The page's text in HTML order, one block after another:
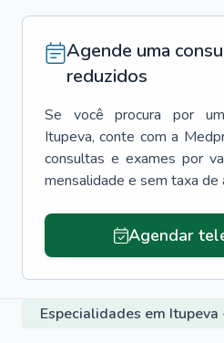
Agende uma
reduzidos
Se você procura por um
Itupeva, conte com a
consultas e exames por
mensalidade e sem taxa de
Agendar
Especialidades em Itupeva